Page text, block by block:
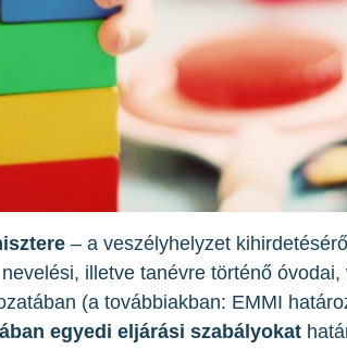
– a veszélyhelyzet
illetve tanévre történő
(a továbbiakban: EMMI
egyedi eljárási szabályokat